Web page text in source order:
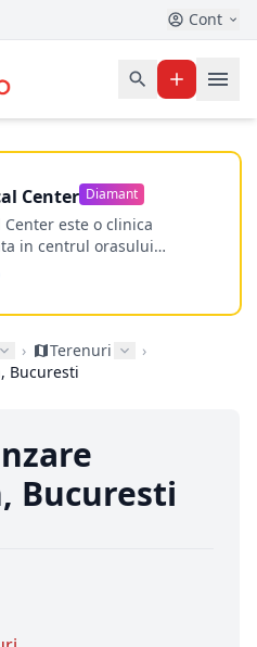
Cont
Center Diamant
este o clinica
in centrul orasului
o experienta de
anul 2009 clinica isi
› Terenuri
›
Bucuresti
Bucuresti